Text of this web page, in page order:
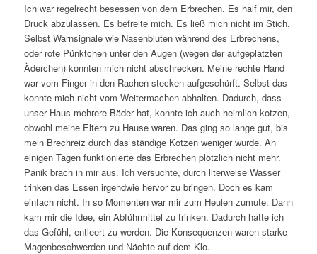
Ich war regelrecht besessen von dem Erbrechen. Es half mir, den
Druck abzulassen. Es befreite mich. Es ließ mich nicht im Stich.
Selbst Warnsignale wie Nasenbluten während des Erbrechens,
oder rote Pünktchen unter den Augen (wegen der aufgeplatzten
Äderchen) konnten mich nicht abschrecken. Meine rechte Hand
war vom Finger in den Rachen stecken aufgeschürft. Selbst das
konnte mich nicht vom Weitermachen abhalten. Dadurch, dass
unser Haus mehrere Bäder hat, konnte ich auch heimlich kotzen,
obwohl meine Eltern zu Hause waren. Das ging so lange gut, bis
mein Brechreiz durch das ständige Kotzen weniger wurde. An
einigen Tagen funktionierte das Erbrechen plötzlich nicht mehr.
Panik brach in mir aus. Ich versuchte, durch literweise Wasser
trinken das Essen irgendwie hervor zu bringen. Doch es kam
einfach nicht. In so Momenten war mir zum Heulen zumute. Dann
kam mir die Idee, ein Abführmittel zu trinken. Dadurch hatte ich
das Gefühl, entleert zu werden. Die Konsequenzen waren starke
Magenbeschwerden und Nächte auf dem Klo.